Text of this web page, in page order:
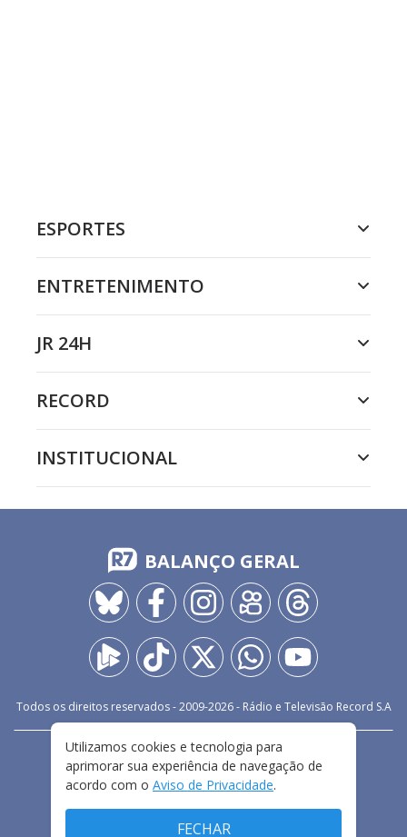
ESPORTES
ENTRETENIMENTO
JR 24H
RECORD
INSTITUCIONAL
BALANÇO GERAL
Todos os direitos reservados - 2009-2026- Rádio e Televisão Record S.A
FALE CONOSCO
PRIVACIDADE
TERMOS E CONDIÇÕES DE USO
Utilizamos cookies e tecnologia para
aprimorar sua experiência de navegação de
acordo com o Aviso de Privacidade.
FECHAR